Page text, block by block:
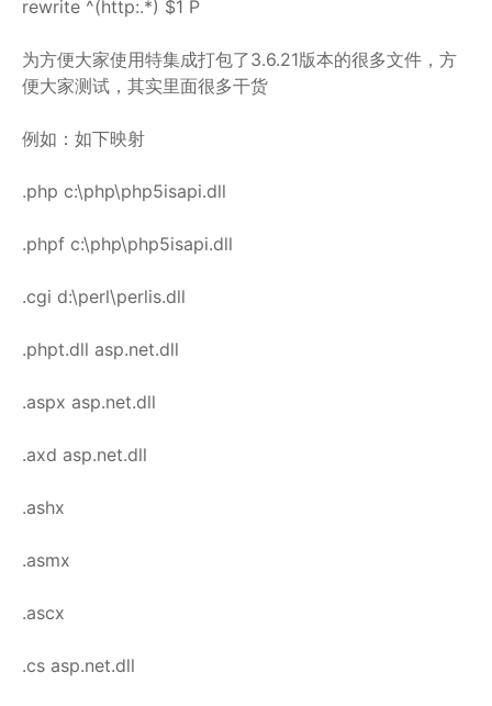
rewrite ^(http:.*) $1 P
为方便大家使用特集成打包了3.6.21版本的很多文件，方
便大家测试，其实里面很多干货
例如：如下映射
.php c:\php\php5isapi.dll
.phpf c:\php\php5isapi.dll
.cgi d:\perl\perlis.dll
.phpt.dll asp.net.dll
.aspx asp.net.dll
.axd asp.net.dll
.ashx
.asmx
.ascx
.cs asp.net.dll